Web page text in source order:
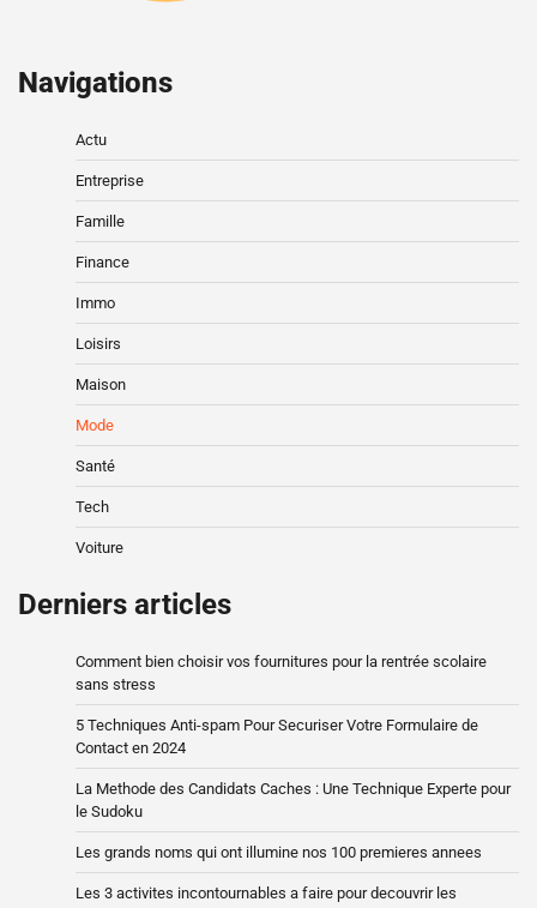
Navigations
Actu
Entreprise
Famille
Finance
Immo
Loisirs
Maison
Mode
Santé
Tech
Voiture
Derniers articles
Comment bien choisir vos fournitures pour la rentrée scolaire
sans stress
5 Techniques Anti-spam Pour Securiser Votre Formulaire de
Contact en 2024
La Methode des Candidats Caches : Une Technique Experte pour
le Sudoku
Les grands noms qui ont illumine nos 100 premieres annees
Les 3 activites incontournables a faire pour decouvrir les